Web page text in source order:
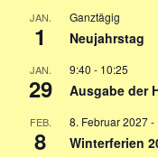
JAN.
1
Ganztägig
Neujahrstag
JAN.
29
9:40 - 10:25
Ausgabe der
FEB.
8
8. Februar 2027-
Winterferien